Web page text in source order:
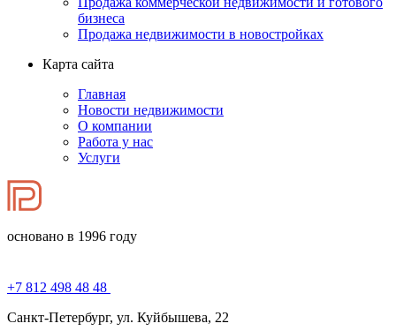
бизнеса
Продажа недвижимости в новостройках
Карта сайта
Главная
Новости недвижимости
О компании
Работа у нас
Услуги
основано в 1996 году
+7 812 498 48 48
Санкт-Петербург, ул. Куйбышева, 22